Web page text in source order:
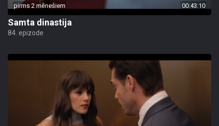
pirms 2 mēnešiem 00:43:10
Samta dinastija
84. epizode